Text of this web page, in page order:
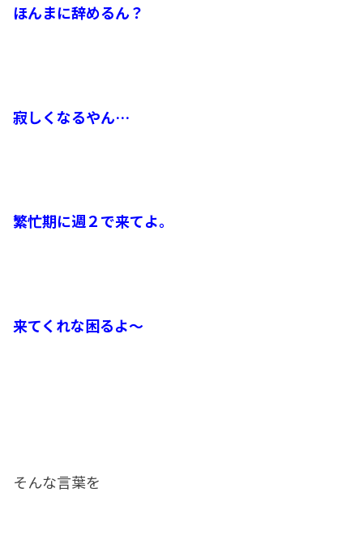
ほんまに辞めるん？
寂しくなるやん…
繁忙期に週２で来てよ。
来てくれな困るよ～
そんな言葉を